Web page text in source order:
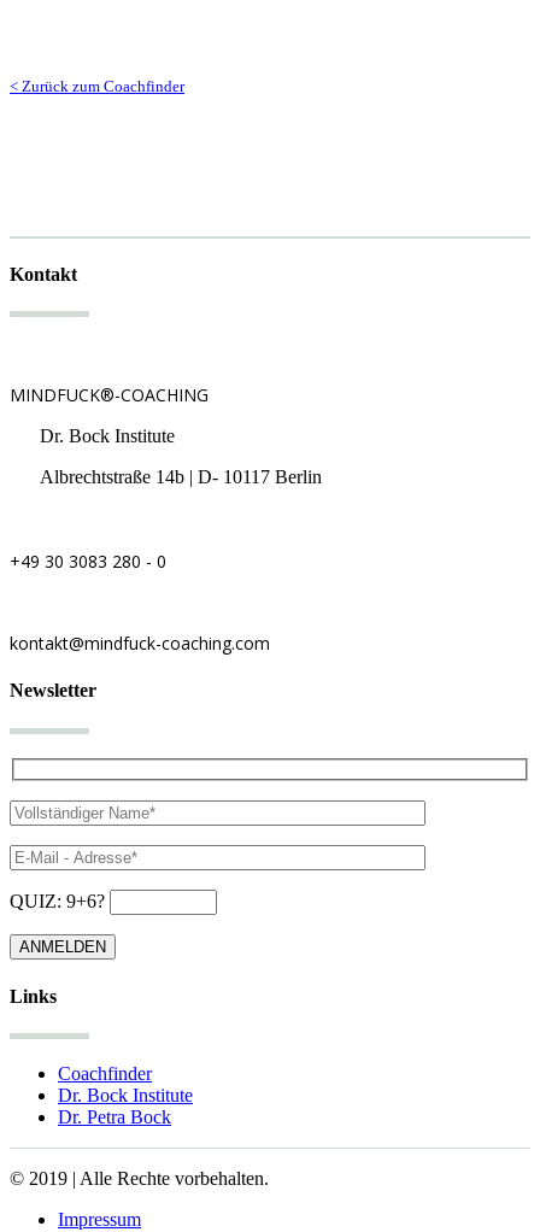
< Zurück zum Coachfinder
Kontakt
MINDFUCK®-COACHING
Dr. Bock Institute
Albrechtstraße 14b | D- 10117 Berlin
+49 30 3083 280 - 0
kontakt@mindfuck-coaching.com
Newsletter
QUIZ: 9+6?
Links
Coachfinder
Dr. Bock Institute
Dr. Petra Bock
© 2019 | Alle Rechte vorbehalten.
Impressum